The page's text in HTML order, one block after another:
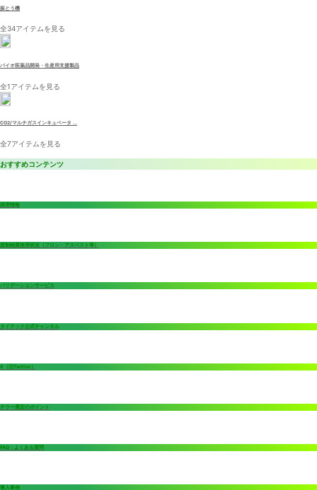
振とう機
全34アイテムを見る
バイオ医薬品開発・生産用支援製品
全1アイテムを見る
CO2/マルチガスインキュベータ ...
全7アイテムを見る
おすすめコンテンツ
採用情報
規制物質使用状況（フロン・アスベスト等）
バリデーションサービス
タイテック公式チャンネル
X（旧Twitter）
チラー選定のポイント
FAQ：よくある質問
導入事例